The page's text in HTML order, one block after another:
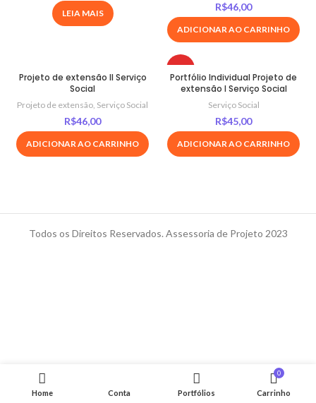
LEIA MAIS
R$46,00
ADICIONAR AO CARRINHO
Projeto de extensão II Serviço
Social
Projeto de extensão, Serviço Social
R$46,00
ADICIONAR AO CARRINHO
Portfólio Individual Projeto de
extensão I Serviço Social
Serviço Social
R$45,00
ADICIONAR AO CARRINHO
Todos os Direitos Reservados. Assessoria de Projeto 2023
Home Conta Portfólios
0
Carrinho